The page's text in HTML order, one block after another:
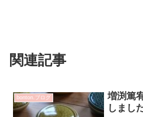
関連記事
bonton.ブログ
増渕篤
しまし